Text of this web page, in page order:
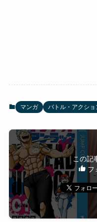
マンガ バトル・アクショ
この記
フ